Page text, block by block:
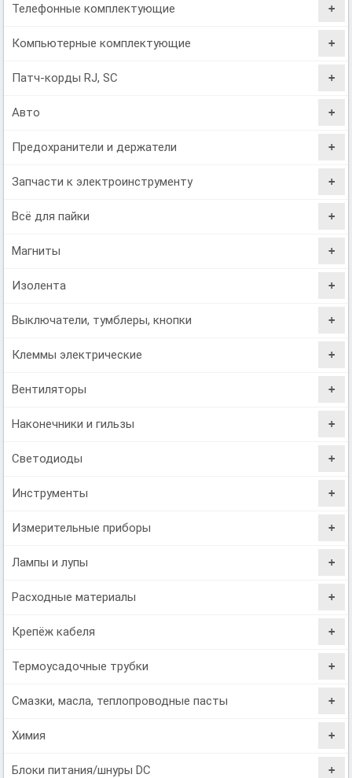
Телефонные комплектующие
Компьютерные комплектующие
Патч-корды RJ, SC
Авто
Предохранители и держатели
Запчасти к электроинструменту
Всё для пайки
Магниты
Изолента
Выключатели, тумблеры, кнопки
Клеммы электрические
Вентиляторы
Наконечники и гильзы
Светодиоды
Инструменты
Измерительные приборы
Лампы и лупы
Расходные материалы
Крепёж кабеля
Термоусадочные трубки
Смазки, масла, теплопроводные пасты
Химия
Блоки питания/шнуры DC